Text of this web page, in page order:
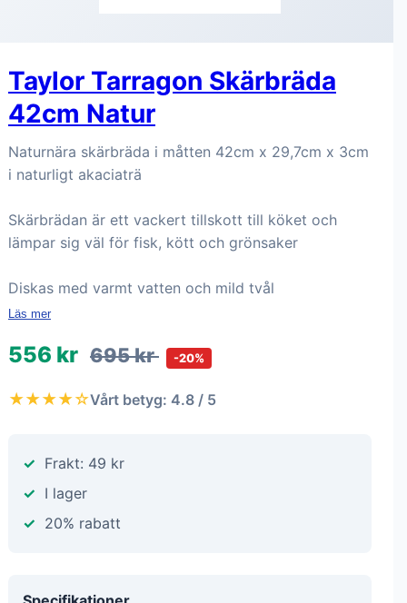
Taylor Tarragon Skärbräda
42cm Natur
Naturnära skärbräda i måtten 42cm x 29,7cm x 3cm
i naturligt akaciaträ
Skärbrädan är ett vackert tillskott till köket och
lämpar sig väl för fisk, kött och grönsaker
Diskas med varmt vatten och mild tvål
Läs mer
556 kr 695 kr -20%
★★★★☆Vårt betyg: 4.8 / 5
Frakt: 49 kr
I lager
20% rabatt